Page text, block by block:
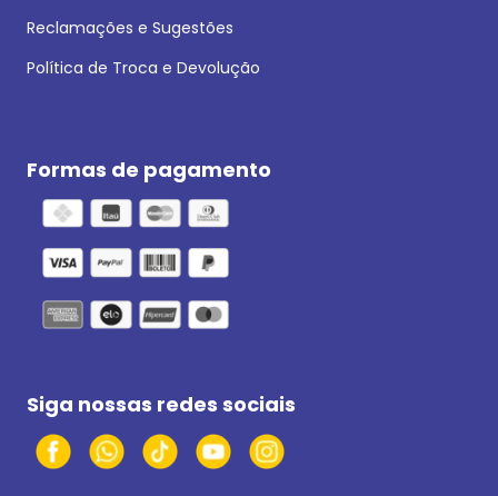
Reclamações e Sugestões
Política de Troca e Devolução
Formas de pagamento
Siga nossas redes sociais